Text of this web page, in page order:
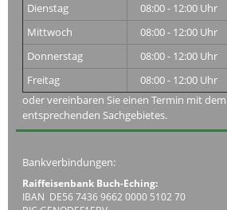
Dienstag
08:00 - 12:00 Uhr
Mittwoch
08:00 - 12:00 Uhr
Donnerstag
08:00 - 12:00 Uhr
Freitag
08:00 - 12:00 Uhr
oder vereinbaren Sie einen Termin mit
entsprechenden Sachgebietes.
Bankverbindungen:
Raiffeisenbank Buch-Eching:
IBAN DE56 7436 9662 0000 5102 70